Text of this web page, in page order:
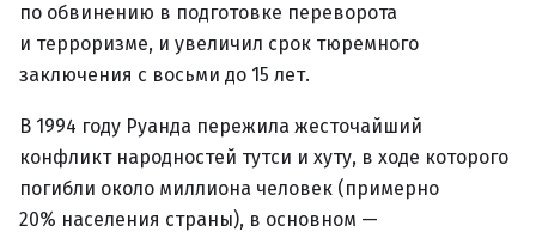
по обвинению в подготовке переворота
и терроризме, и увеличил срок тюремного
заключения с восьми до 15 лет.
В 1994 году Руанда пережила жесточайший
конфликт народностей тутси и хуту, в ходе которого
погибли около миллиона человек (примерно
20% населения страны), в основном —